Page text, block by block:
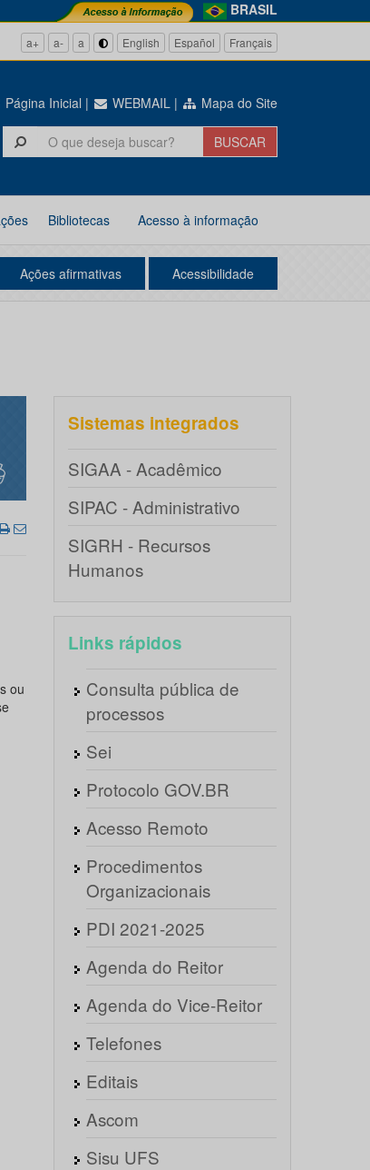
BRASIL
a+ a- a English Español Français
Página Inicial | WEBMAIL | Mapa do Site
Bibliotecas Acesso à informação
Ações afirmativas Acessibilidade
ou
Sistemas integrados
SIGAA - Acadêmico
SIPAC - Administrativo
SIGRH - Recursos
Humanos
Links rápidos
Consulta pública de
processos
Sei
Protocolo GOV.BR
Acesso Remoto
Procedimentos
Organizacionais
PDI 2021-2025
Agenda do Reitor
Agenda do Vice-Reitor
Telefones
Editais
Ascom
Sisu UFS